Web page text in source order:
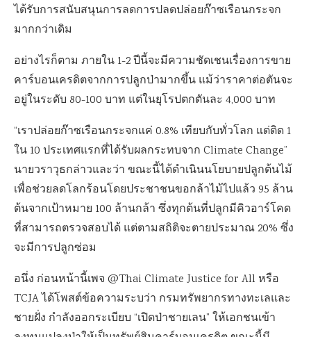
ได้รับการสนับสนุนการลดการปลดปล่อยก๊าซเรือนกระจก
มากกว่าเดิม
อย่างไรก็ตาม ภายใน 1-2 ปีนี้จะมีความชัดเชนเรื่องการขาย
คาร์บอนเครดิตจากการปลูกป่ามากขึ้น แม้ว่าราคาต่อตันจะ
อยู่ในระดับ 80-100 บาท แต่ในยุโรปตกตันละ 4,000 บาท
“เราปล่อยก๊าซเรือนกระจกแค่ 0.8% เทียบกับทั่วโลก แต่ติด 1
ใน 10 ประเทศแรกที่ได้รับผลกระทบจาก Climate Change”
นายวราวุธกล่าวและว่า ขณะนี้ได้ดำเนินนโยบายปลูกต้นไม้
เพื่อช่วยลดโลกร้อนโดยประชาชนขอกล้าไม้ไปแล้ว 95 ล้าน
ต้นจากเป้าหมาย 100 ล้านกล้า ซึ่งทุกต้นที่ปลูกมีคิวอาร์โคด
ที่สามารถตรวจสอบได้ แต่ตามสถิติจะตายประมาณ 20% ซึ่ง
จะมีการปลูกซ่อม
อนึ่ง ก่อนหน้านี้เพจ @Thai Climate Justice for All หรือ
TCJA ได้โพสต์ข้อความระบว่า กรมทรัพยากรทางทะเลและ
ชายฝั่ง กำลังออกระเบียบ “เปิดป่าชายเลน” ให้เอกชนเข้า